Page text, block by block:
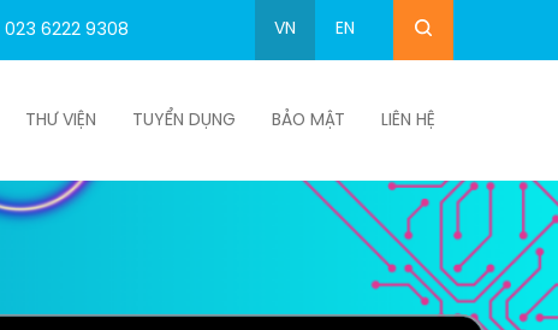
023 6222 9308 VN EN
THƯ VIỆN TUYỂN DỤNG BẢO MẬT LIÊN HỆ